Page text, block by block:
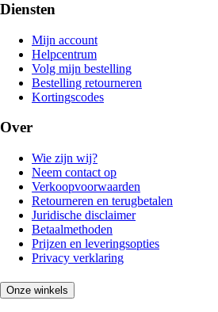
Diensten
Mijn account
Helpcentrum
Volg mijn bestelling
Bestelling retourneren
Kortingscodes
Over
Wie zijn wij?
Neem contact op
Verkoopvoorwaarden
Retourneren en terugbetalen
Juridische disclaimer
Betaalmethoden
Prijzen en leveringsopties
Privacy verklaring
Onze winkels